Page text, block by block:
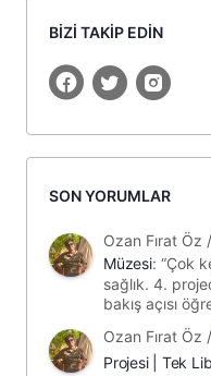
BİZİ TAKİP EDİN
SON YORUMLAR
Ozan Fırat Öz /
Müzesi: “Çok
sağlık. 4.
bakış açısı
Ozan Fırat Öz /
Projesi | Tek